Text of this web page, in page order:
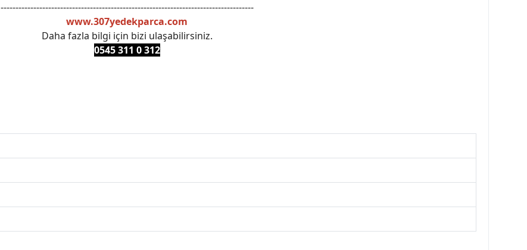
-------------------------------------------------------------------------------------
www.307yedekparca.com
Daha fazla bilgi için bizi ulaşabilirsiniz.
0545 311 0 312